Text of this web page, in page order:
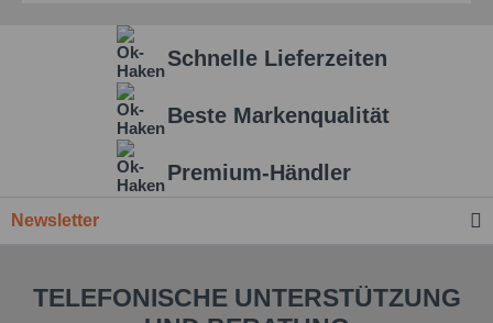
Schnelle Lieferzeiten
Beste Markenqualität
Premium-Händler
Newsletter
TELEFONISCHE UNTERSTÜTZUNG